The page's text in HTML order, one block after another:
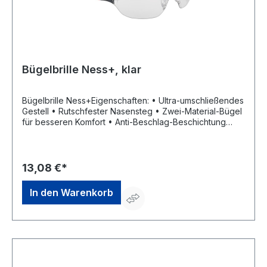
Bügelbrille Ness+, klar
Bügelbrille Ness+Eigenschaften: • Ultra-umschließendes
Gestell • Rutschfester Nasensteg • Zwei-Material-Bügel
für besseren Komfort • Anti-Beschlag-Beschichtung
Schleifarbeiten Zulassung/Norm: EN 166, EN 170, UKCA
Material: Scheibe: Polykarbonat, Gestell: PC/TPR
Gewicht: 28 g Scheibenfarbe: klar Rahmenfarbe:
schwarz-orange Hersteller: Bollé Safety, 34, rue de la
Soie, 69100 Villeurbanne, FR, +33478687972,
contact@add-online.fr
13,08 €*
In den Warenkorb